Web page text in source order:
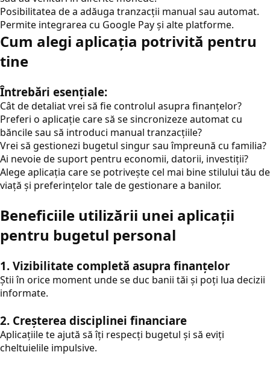
Posibilitatea de a adăuga tranzacții manual sau automat.
Permite integrarea cu Google Pay și alte platforme.
Cum alegi aplicația potrivită pentru
tine
Întrebări esențiale:
Cât de detaliat vrei să fie controlul asupra finanțelor?
Preferi o aplicație care să se sincronizeze automat cu
băncile sau să introduci manual tranzacțiile?
Vrei să gestionezi bugetul singur sau împreună cu familia?
Ai nevoie de suport pentru economii, datorii, investiții?
Alege aplicația care se potrivește cel mai bine stilului tău de
viață și preferințelor tale de gestionare a banilor.
Beneficiile utilizării unei aplicații
pentru bugetul personal
1. Vizibilitate completă asupra finanțelor
Știi în orice moment unde se duc banii tăi și poți lua decizii
informate.
2. Creșterea disciplinei financiare
Aplicațiile te ajută să îți respecți bugetul și să eviți
cheltuielile impulsive.